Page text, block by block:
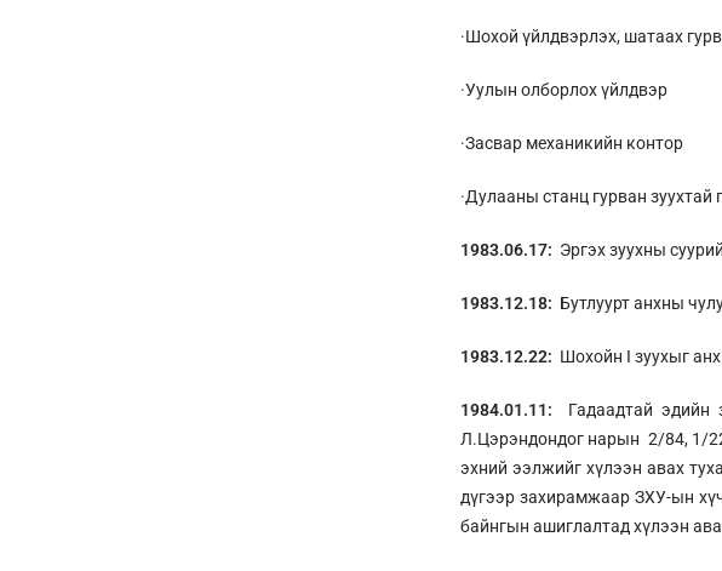
·Шохой үйлдвэрлэх, шатаах
·Уулын олборлох үйлдвэр
·Засвар механикийн контор
·Дулааны станц гурван зуухтай
1983.06.17: Эргэх зуухны
1983.12.18: Бутлуурт анхны
1983.12.22: Шохойн I зуухыг
1984.01.11: Гадаадтай эдийн
Л.Цэрэндондог нарын 2/84, 1/
эхний ээлжийг хүлээн авах
дүгээр захирамжаар ЗХУ-ын
байнгын ашиглалтад хүлээн